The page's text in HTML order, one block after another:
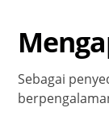
Sebagai